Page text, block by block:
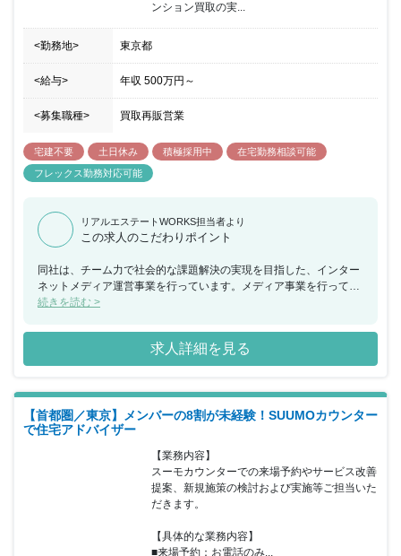
ンション買取の実...
<勤務地> 東京都
<給与> 年収 500万円 ～
<募集職種> 買取再販営業
宅建不要 土日休み 積極採用中
在宅勤務相談可能
フレックス勤務対応可能
リアルエステートWORKS担当者より
この求人のこだわりポイント
同社は、チーム力で社会的な課題解決の実現を目指した、インター
ネットメディア運営事業を行っています。メディア事業を行ってい
る 同社ですが事業として８年目を迎えるメディアIESHIL（イエシ
買、買取のプレイヤーとしてご活躍いただきながらリーダーポジシ
ョンをお任せできる方を募集することとなりました。 現在、事業部
長と担当者2名で対応していますが、買取再販事業の成長のため不
る方を求めております。今後、3年間で10名規模を計画しています
のでマネジメント経験とも活かせる環境と なります。 母体がメデ
ィア企業のため、通常の不動産会社とは違う働き方とは違った一面
もあります。今までとは違った環境で働きたい方や IT未経験でスキ
ルを身につけたい方など不動産売買を通してクライアントの課題解
決を行っていただける方を歓迎いたします。
続きを読む >
求人詳細を見る
【首都圏／東京】メンバーの8割が未経験！SUUMOカウンター
で住宅アドバイザー
【業務内容】
スーモカウンターでの来場予約やサービス改善
提案、新規施策の検討および実施等ご担当いた
だきます。
【具体的な業務内容】
■来場予約：お電話のみ...